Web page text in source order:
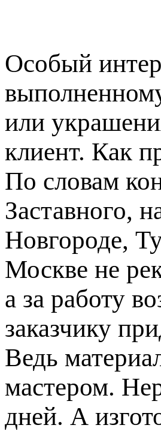
Особый
или
клиент. Как
По словам
Заставного,
Новгороде,
Москве не
а за работу
заказчику
Ведь
мастером.
дней. А